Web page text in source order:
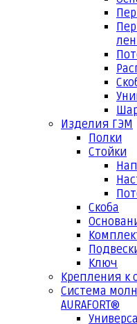
Изделия ГЭМ
Полки
Стойки
Скоба
Ключ
Крепления к
Система
AURAFORT®